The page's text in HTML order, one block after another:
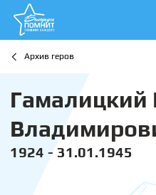
Архив геров
Гамалицкий
1924 - 31.01.1945